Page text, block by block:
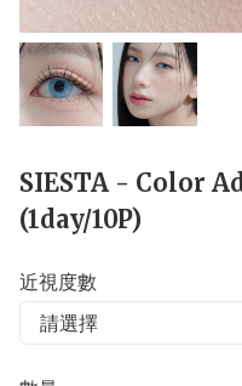
SIESTA - Color
(1day/10P)
近視度數